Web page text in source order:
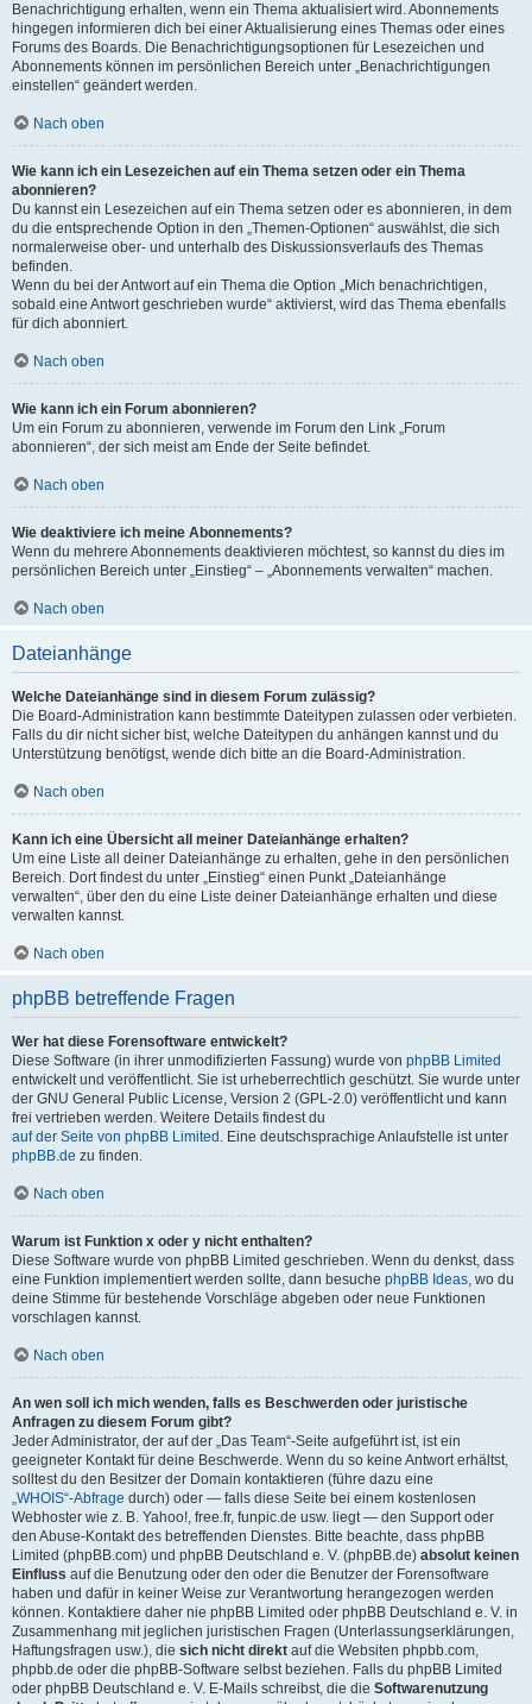
Benachrichtigung erhalten, wenn ein Thema aktualisiert wird. Abonnements
hingegen informieren dich bei einer Aktualisierung eines Themas oder eines
Forums des Boards. Die Benachrichtigungsoptionen für Lesezeichen und
Abonnements können im persönlichen Bereich unter „Benachrichtigungen
einstellen“ geändert werden.
Nach oben
Wie kann ich ein Lesezeichen auf ein Thema setzen oder ein Thema
abonnieren?
Du kannst ein Lesezeichen auf ein Thema setzen oder es abonnieren, in dem
du die entsprechende Option in den „Themen-Optionen“ auswählst, die sich
normalerweise ober- und unterhalb des Diskussionsverlaufs des Themas
befinden.
Wenn du bei der Antwort auf ein Thema die Option „Mich benachrichtigen,
sobald eine Antwort geschrieben wurde“ aktivierst, wird das Thema ebenfalls
für dich abonniert.
Nach oben
Wie kann ich ein Forum abonnieren?
Um ein Forum zu abonnieren, verwende im Forum den Link „Forum
abonnieren“, der sich meist am Ende der Seite befindet.
Nach oben
Wie deaktiviere ich meine Abonnements?
Wenn du mehrere Abonnements deaktivieren möchtest, so kannst du dies im
persönlichen Bereich unter „Einstieg“ – „Abonnements verwalten“ machen.
Nach oben
Dateianhänge
Welche Dateianhänge sind in diesem Forum zulässig?
Die Board-Administration kann bestimmte Dateitypen zulassen oder verbieten.
Falls du dir nicht sicher bist, welche Dateitypen du anhängen kannst und du
Unterstützung benötigst, wende dich bitte an die Board-Administration.
Nach oben
Kann ich eine Übersicht all meiner Dateianhänge erhalten?
Um eine Liste all deiner Dateianhänge zu erhalten, gehe in den persönlichen
Bereich. Dort findest du unter „Einstieg“ einen Punkt „Dateianhänge
verwalten“, über den du eine Liste deiner Dateianhänge erhalten und diese
verwalten kannst.
Nach oben
phpBB betreffende Fragen
Wer hat diese Forensoftware entwickelt?
Diese Software (in ihrer unmodifizierten Fassung) wurde von phpBB Limited
entwickelt und veröffentlicht. Sie ist urheberrechtlich geschützt. Sie wurde unter
der GNU General Public License, Version 2 (GPL-2.0) veröffentlicht und kann
frei vertrieben werden. Weitere Details findest du
auf der Seite von phpBB Limited . Eine deutschsprachige Anlaufstelle ist unter
phpBB.de zu finden.
Nach oben
Warum ist Funktion x oder y nicht enthalten?
Diese Software wurde von phpBB Limited geschrieben. Wenn du denkst, dass
eine Funktion implementiert werden sollte, dann besuche phpBB Ideas, wo du
deine Stimme für bestehende Vorschläge abgeben oder neue Funktionen
vorschlagen kannst.
Nach oben
An wen soll ich mich wenden, falls es Beschwerden oder juristische
Anfragen zu diesem Forum gibt?
Jeder Administrator, der auf der „Das Team“-Seite aufgeführt ist, ist ein
geeigneter Kontakt für deine Beschwerde. Wenn du so keine Antwort erhältst,
solltest du den Besitzer der Domain kontaktieren (führe dazu eine
„WHOIS“-Abfrage durch) oder — falls diese Seite bei einem kostenlosen
Webhoster wie z. B. Yahoo!, free.fr, funpic.de usw. liegt — den Support oder
den Abuse-Kontakt des betreffenden Dienstes. Bitte beachte, dass phpBB
Limited (phpBB.com) und phpBB Deutschland e. V. (phpBB.de) absolut keinen
Einfluss auf die Benutzung oder den oder die Benutzer der Forensoftware
haben und dafür in keiner Weise zur Verantwortung herangezogen werden
können. Kontaktiere daher nie phpBB Limited oder phpBB Deutschland e. V. in
Zusammenhang mit jeglichen juristischen Fragen (Unterlassungserklärungen,
Haftungsfragen usw.), die sich nicht direkt auf die Websiten phpbb.com,
phpbb.de oder die phpBB-Software selbst beziehen. Falls du phpBB Limited
oder phpBB Deutschland e. V. E-Mails schreibst, die die Softwarenutzung